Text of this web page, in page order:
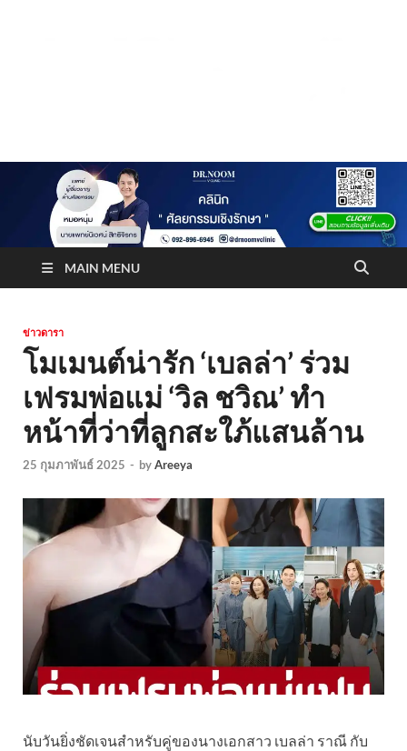
Truststoreonline
MAIN MENU
ข่าวดารา
โมเมนต์น่ารัก ‘เบลล่า’ ร่วม
เฟรมพ่อแม่ ‘วิล ชวิณ’ ทำ
หน้าที่ว่าที่ลูกสะใภ้แสนล้าน
25 กุมภาพันธ์ 2025 - byAreeya
นับวันยิ่งชัดเจนสำหรับคู่ของนางเอกสาว เบลล่า ราณี กับ